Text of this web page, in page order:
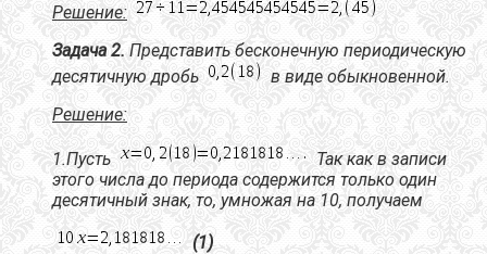
Решение:
Задача 2. Представить бесконечную периодическую
десятичную дробь
в виде обыкновенной.
Решение:
1.Пусть
Так как в записи
этого числа до периода содержится только один
десятичный знак, то, умножая на 10, получаем
(1)